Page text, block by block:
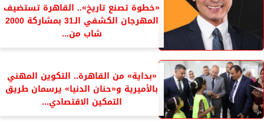
«خطوة تصنع تاريخ».. القاهرة تستضيف
المهرجان الكشفي الـ31 بمشاركة 2000
شاب من...
«بداية» من القاهرة.. التكوين المهني
بالأميرية و«حنان الدنيا» يرسمان طريق
التمكين الاقتصادي...